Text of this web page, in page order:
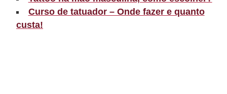
Curso de tatuador – Onde fazer e quanto
custa!
a